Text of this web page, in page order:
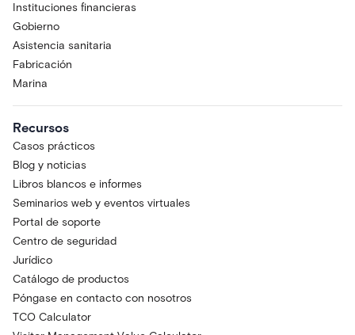
Instituciones financieras
Gobierno
Asistencia sanitaria
Fabricación
Marina
Recursos
Casos prácticos
Blog y noticias
Libros blancos e informes
Seminarios web y eventos virtuales
Portal de soporte
Centro de seguridad
Jurídico
Catálogo de productos
Póngase en contacto con nosotros
TCO Calculator